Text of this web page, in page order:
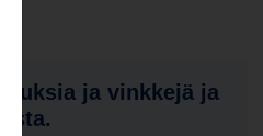
ja vinkkejä ja